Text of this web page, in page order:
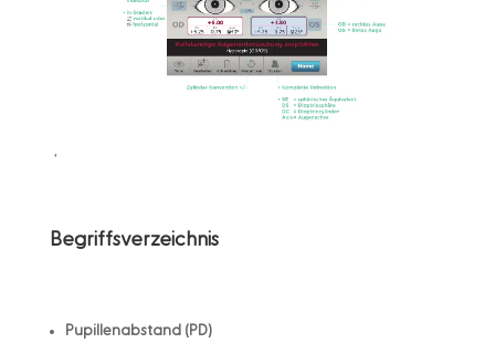
Begriffsverzeichnis
Pupillenabstand (PD)